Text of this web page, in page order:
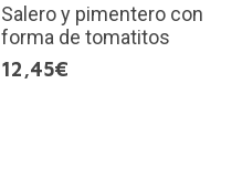
Salero y pimentero con
forma de tomatitos
12,45€